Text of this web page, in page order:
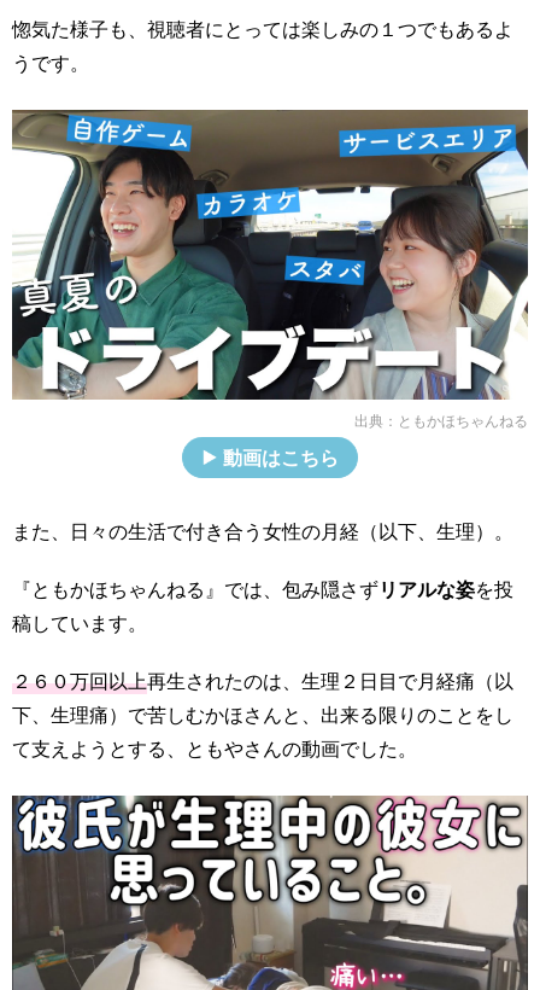
惚気た様子も、視聴者にとっては楽しみの１つでもあるよ
うです。
出典： ともかほちゃんねる
動画はこちら
また、日々の生活で付き合う女性の月経（以下、生理）。
『ともかほちゃんねる』では、包み隠さずリアルな姿を投
稿しています。
２６０万回以上再生されたのは、生理２日目で月経痛（以
下、生理痛）で苦しむかほさんと、出来る限りのことをし
て支えようとする、ともやさんの動画でした。